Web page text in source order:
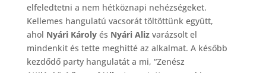
elfeledtetni a nem hétköznapi nehézségeket.
Kellemes hangulatú vacsorát töltöttünk együtt,
ahol Nyári Károly és Nyári Aliz varázsolt el
mindenkit és tette meghitté az alkalmat. A később
kezdődő party hangulatát a mi, “Zenész